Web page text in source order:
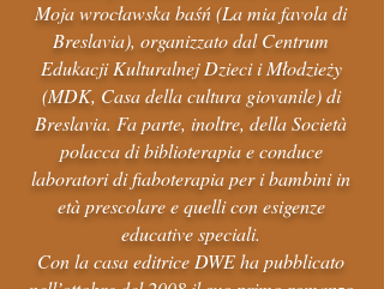
Moja wrocławska baśń (La mia favola di
Breslavia), organizzato dal Centrum
Edukacji Kulturalnej Dzieci i Młodzieży
(MDK, Casa della cultura giovanile) di
Breslavia. Fa parte, inoltre, della Società
polacca di biblioterapia e conduce
laboratori di fiaboterapia per i bambini in
età prescolare e quelli con esigenze
educative speciali.
Con la casa editrice DWE ha pubblicato